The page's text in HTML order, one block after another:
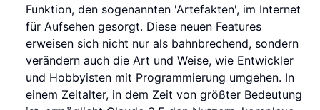
Funktion, den sogenannten 'Artefakten', im Internet
für Aufsehen gesorgt. Diese neuen Features
erweisen sich nicht nur als bahnbrechend, sondern
verändern auch die Art und Weise, wie Entwickler
und Hobbyisten mit Programmierung umgehen. In
einem Zeitalter, in dem Zeit von größter Bedeutung